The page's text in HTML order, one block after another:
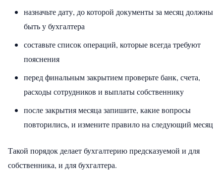
назначьте дату, до которой документы за месяц должны
быть у бухгалтера
составьте список операций, которые всегда требуют
пояснения
перед финальным закрытием проверьте банк, счета,
расходы сотрудников и выплаты собственнику
после закрытия месяца запишите, какие вопросы
повторились, и измените правило на следующий месяц
Такой порядок делает бухгалтерию предсказуемой и для
собственника, и для бухгалтера.